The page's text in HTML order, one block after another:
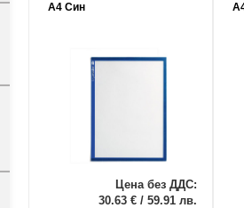
A4 Син
Цена без ДДС:
30.63 € / 59.91 лв.